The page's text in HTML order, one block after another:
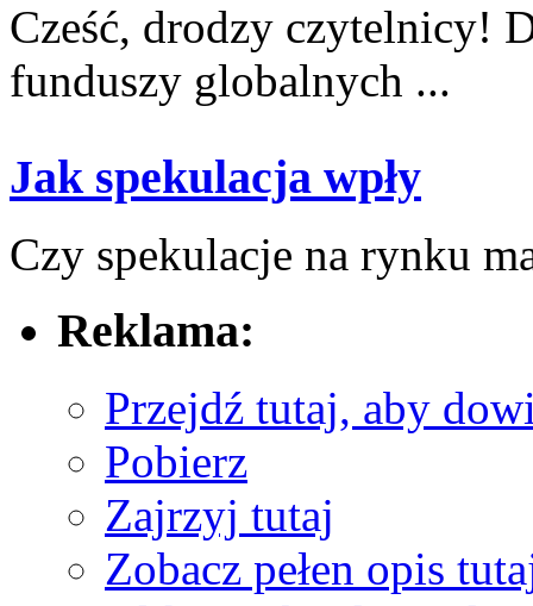
Cześć, drodzy ⁢czytelnicy!
funduszy ⁢globalnych ...
Jak spekulacja wpły
Czy spekulacje na rynku
Reklama:
Przejdź tutaj, aby
Pobierz
Zajrzyj tutaj
Zobacz pełen opis